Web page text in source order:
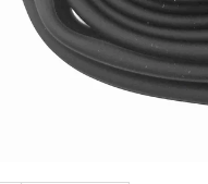
FAVORIT PÁNSKÝ -
BIKE BY WAKARY
28 800 Kč